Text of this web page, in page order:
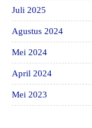
Juli 2025
Agustus 2024
Mei 2024
April 2024
Mei 2023